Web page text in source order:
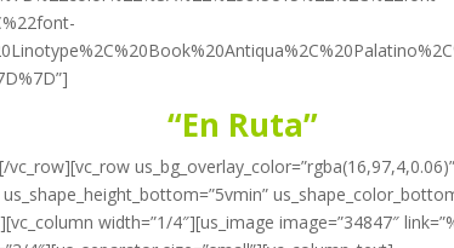
“En Ruta”
width=”1/4″][us_image image=”34847″